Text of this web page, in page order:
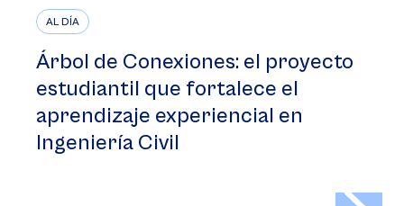
AL DÍA
Árbol de Conexiones: el proyecto
estudiantil que fortalece el
aprendizaje experiencial en
Ingeniería Civil